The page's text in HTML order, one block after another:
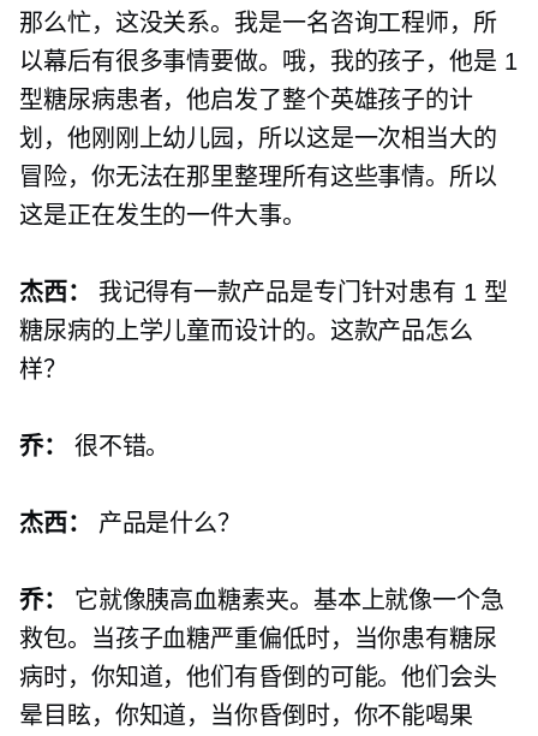
那么忙，这没关系。我是一名咨询工程师，所
以幕后有很多事情要做。哦，我的孩子，他是 1
型糖尿病患者，他启发了整个英雄孩子的计
划，他刚刚上幼儿园，所以这是一次相当大的
冒险，你无法在那里整理所有这些事情。所以
这是正在发生的一件大事。
杰西：
我记得有一款产品是专门针对患有 1 型
糖尿病的上学儿童而设计的。这款产品怎么
样？
乔： 很不错。
杰西： 产品是什么？
乔：
它就像胰高血糖素夹。基本上就像一个急
救包。当孩子血糖严重偏低时，当你患有糖尿
病时，你知道，他们有昏倒的可能。他们会头
晕目眩，你知道，当你昏倒时，你不能喝果